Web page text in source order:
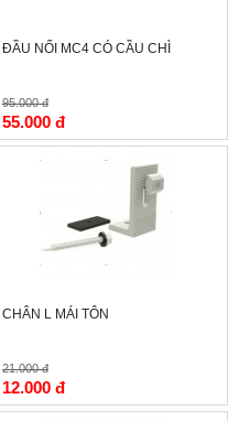
ĐẦU NỐI MC4 CÓ CẦU CHÌ
95.000 đ
55.000 đ
CHÂN L MÁI TÔN
21.000 đ
12.000 đ